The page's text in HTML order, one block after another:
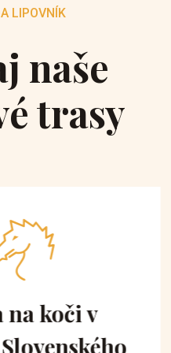
LIPOVNÍK
naše
trasy
koči v